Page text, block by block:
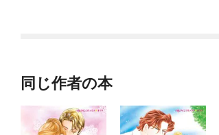
同じ作者の本